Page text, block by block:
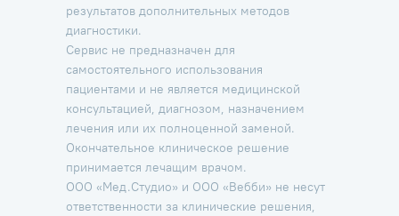
результатов дополнительных методов
диагностики.
Сервис не предназначен для
самостоятельного использования
пациентами и не является медицинской
консультацией, диагнозом, назначением
лечения или их полноценной заменой.
Окончательное клиническое решение
принимается лечащим врачом.
ООО «Мед.Студио» и ООО «Вебби» не несут
ответственности за клинические решения,